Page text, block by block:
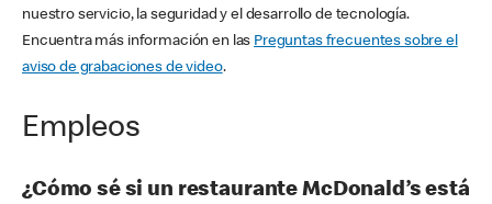
nuestro servicio, la seguridad y el desarrollo de tecnología.
Encuentra más información en las Preguntas frecuentes sobre el
aviso de grabaciones de video.
Empleos
¿Cómo sé si un restaurante McDonald’s está